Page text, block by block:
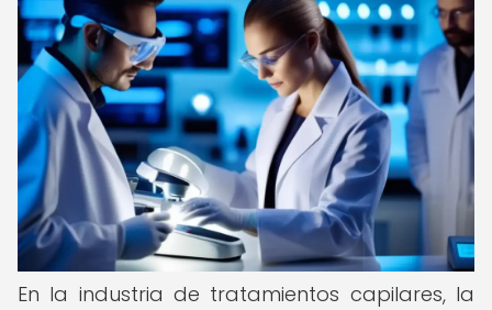
En la industria de tratamientos capilares, la